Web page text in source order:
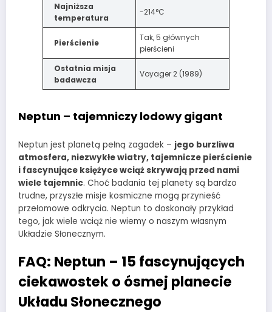
Najniższa
temperatura
-214°C
Pierścienie
Tak, 5 głównych
pierścieni
Ostatnia misja
badawcza
Voyager 2 (1989)
Neptun – tajemniczy lodowy gigant
Neptun jest planetą pełną zagadek – jego burzliwa
atmosfera, niezwykłe wiatry, tajemnicze pierścienie
i fascynujące księżyce wciąż skrywają przed nami
wiele tajemnic. Choć badania tej planety są bardzo
trudne, przyszłe misje kosmiczne mogą przynieść
przełomowe odkrycia. Neptun to doskonały przykład
tego, jak wiele wciąż nie wiemy o naszym własnym
Układzie Słonecznym.
FAQ: Neptun – 15 fascynujących
ciekawostek o ósmej planecie
Układu Słonecznego